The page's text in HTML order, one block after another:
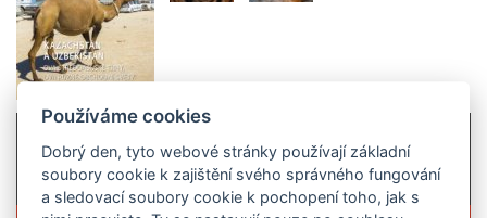
Používáme cookies
Dobrý den, tyto webové stránky používají základní
soubory cookie k zajištění svého správného fungování
a sledovací soubory cookie k pochopení toho, jak s